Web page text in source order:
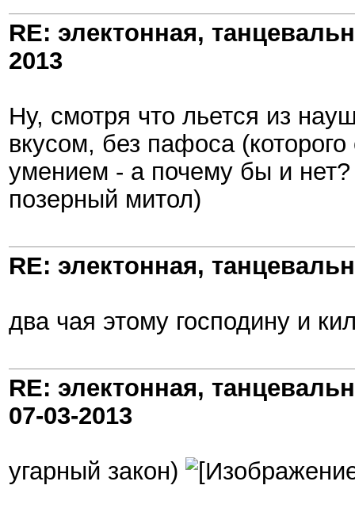
RE: электонная,
2013
Ну, смотря что льется из
вкусом, без пафоса
умением - а почему бы и
позерный митол)
RE: электонная,
два чая этому господину и
RE: электонная,
07-03-2013
угарный закон)